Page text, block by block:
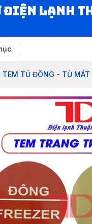
ĐIỆN LẠNH
TEM TỦ ĐÔNG - TỦ MÁT